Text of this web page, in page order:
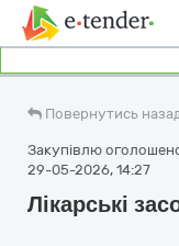
Повернутись
Закупівлю
29-05-2026, 14:27
Лікарські